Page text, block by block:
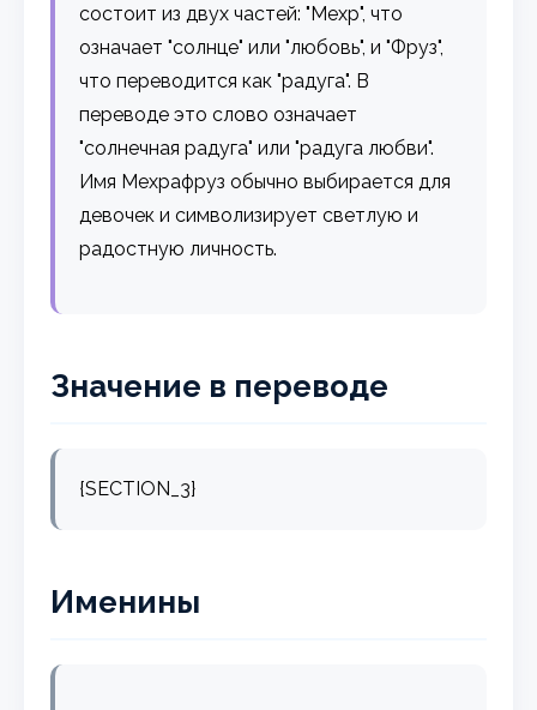
состоит из двух частей: "Мехр", что
означает "солнце" или "любовь", и "Фруз",
что переводится как "радуга". В
переводе это слово означает
"солнечная радуга" или "радуга любви".
Имя Мехрафруз обычно выбирается для
девочек и символизирует светлую и
радостную личность.
Значение в переводе
{SECTION_3}
Именины